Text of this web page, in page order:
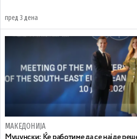
пред 3 дена
МАКЕДОНИЈА